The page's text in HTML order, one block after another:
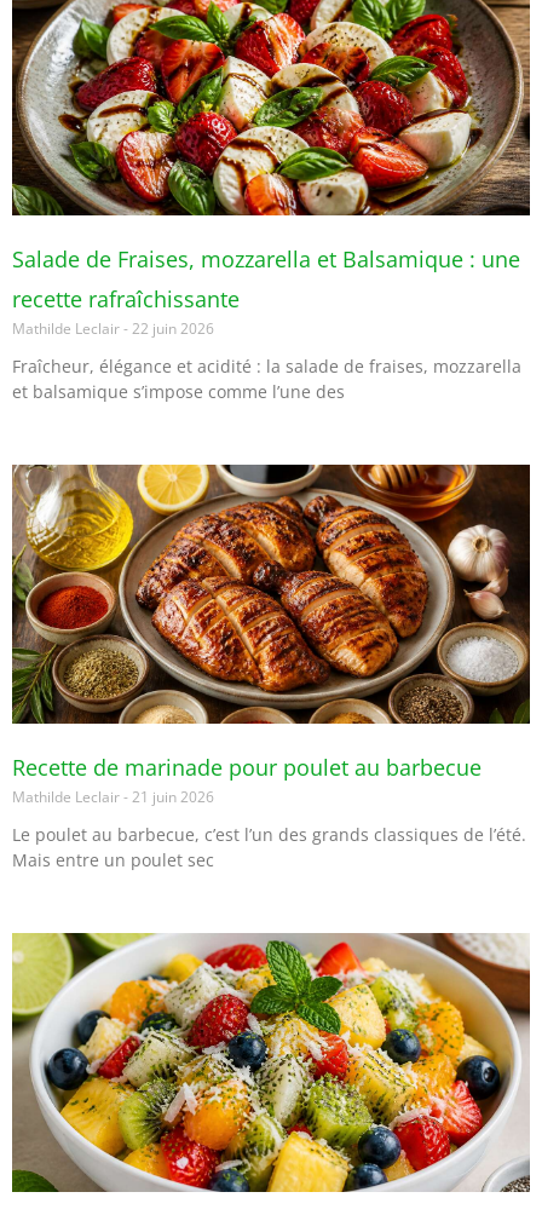
Salade de Fraises, mozzarella et Balsamique : une
recette rafraîchissante
Mathilde Leclair 22 juin 2026
Fraîcheur, élégance et acidité : la salade de fraises, mozzarella
et balsamique s’impose comme l’une des
Recette de marinade pour poulet au barbecue
Mathilde Leclair 21 juin 2026
Le poulet au barbecue, c’est l’un des grands classiques de l’été.
Mais entre un poulet sec